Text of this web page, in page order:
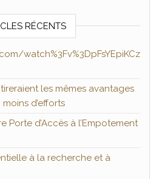
RÉCENTS
watch%3Fv%3DpFsYEpiKCz
les mêmes avantages
d’efforts
Porte d’Accès à l’Empotement
à la recherche et à